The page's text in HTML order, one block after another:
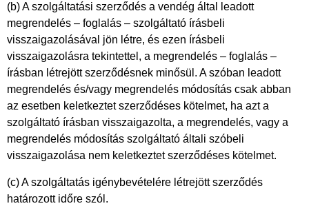
(b) A szolgáltatási szerződés a vendég által leadott
megrendelés – foglalás – szolgáltató írásbeli
visszaigazolásával jön létre, és ezen írásbeli
visszaigazolásra tekintettel, a megrendelés – foglalás –
írásban létrejött szerződésnek minősül. A szóban leadott
megrendelés és/vagy megrendelés módosítás csak abban
az esetben keletkeztet szerződéses kötelmet, ha azt a
szolgáltató írásban visszaigazolta, a megrendelés, vagy a
megrendelés módosítás szolgáltató általi szóbeli
visszaigazolása nem keletkeztet szerződéses kötelmet.
(c) A szolgáltatás igénybevételére létrejött szerződés
határozott időre szól.